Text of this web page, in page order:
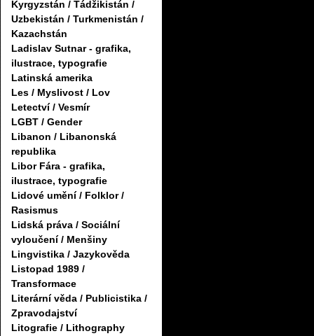
Kyrgyzstán / Tádžikistán /
Uzbekistán / Turkmenistán /
Kazachstán
Ladislav Sutnar - grafika,
ilustrace, typografie
Latinská amerika
Les / Myslivost / Lov
Letectví / Vesmír
LGBT / Gender
Libanon / Libanonská
republika
Libor Fára - grafika,
ilustrace, typografie
Lidové umění / Folklor /
Rasismus
Lidská práva / Sociální
vyloučení / Menšiny
Lingvistika / Jazykověda
Listopad 1989 /
Transformace
Literární věda / Publicistika /
Zpravodajství
Litografie / Lithography